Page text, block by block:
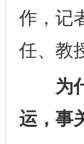
作，记
任、教
为什
运，事